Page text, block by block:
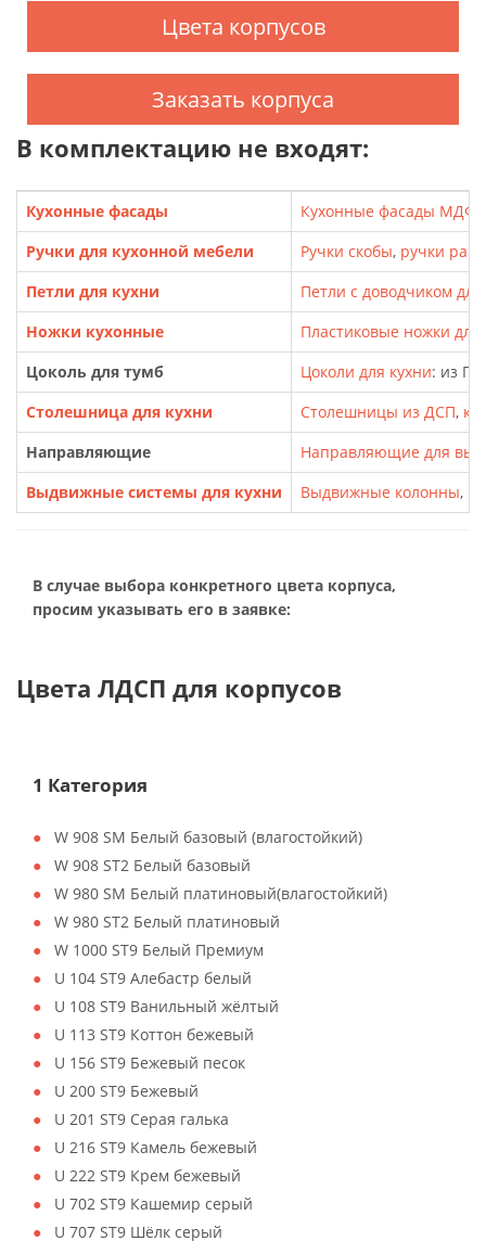
Цвета корпусов
Заказать корпуса
В комплектацию не входят:
Кухонные фасады Кухонные фасады МДФ
Ручки для кухонной мебели
Ручки скобы, ручки
Петли для кухни
Петли с доводчиком для
Ножки кухонные
Пластиковые ножки
Цоколь для тумб
Цоколи для кухни: из
Столешница для кухни
Столешницы из ДСП,
Направляющие
Направляющие для
Выдвижные системы для кухни
Выдвижные колонны,
В случае выбора конкретного цвета корпуса,
просим указывать его в заявке:
Цвета ЛДСП для корпусов
1 Категория
W 908 SM Белый базовый (влагостойкий)
W 908 ST2 Белый базовый
W 980 SM Белый платиновый(влагостойкий)
W 980 ST2 Белый платиновый
W 1000 ST9 Белый Премиум
U 104 ST9 Алебастр белый
U 108 ST9 Ванильный жёлтый
U 113 ST9 Коттон бежевый
U 156 ST9 Бежевый песок
U 200 ST9 Бежевый
U 201 ST9 Серая галька
U 216 ST9 Камель бежевый
U 222 ST9 Крем бежевый
U 702 ST9 Кашемир серый
U 707 ST9 Шёлк серый